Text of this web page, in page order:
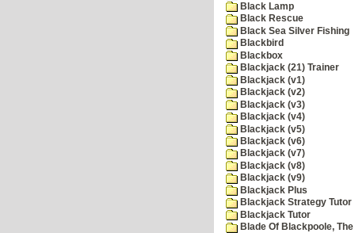
Black Lamp
Black Rescue
Black Sea Silver Fishing
Blackbird
Blackbox
Blackjack (21) Trainer
Blackjack (v1)
Blackjack (v2)
Blackjack (v3)
Blackjack (v4)
Blackjack (v5)
Blackjack (v6)
Blackjack (v7)
Blackjack (v8)
Blackjack (v9)
Blackjack Plus
Blackjack Strategy Tutor
Blackjack Tutor
Blade Of Blackpoole, The